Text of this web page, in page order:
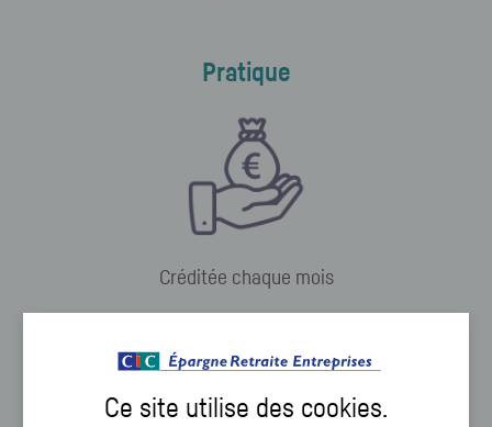
Pratique
Créditée chaque mois
Avantage social
Ce site utilise des cookies.